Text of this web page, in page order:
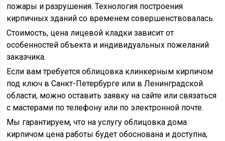
пожары и разрушения. Технология построения
кирпичных зданий со временем совершенствовалась.
Стоимость, цена лицевой кладки зависит от
особенностей объекта и индивидуальных пожеланий
заказчика.
Если вам требуется облицовка клинкерным кирпичом
под ключ в Санкт-Петербурге или в Ленинградской
области, можно оставить заявку на сайте или связаться
с мастерами по телефону или по электронной почте.
Мы гарантируем, что на услугу облицовка дома
кирпичом цена работы будет обоснована и доступна,